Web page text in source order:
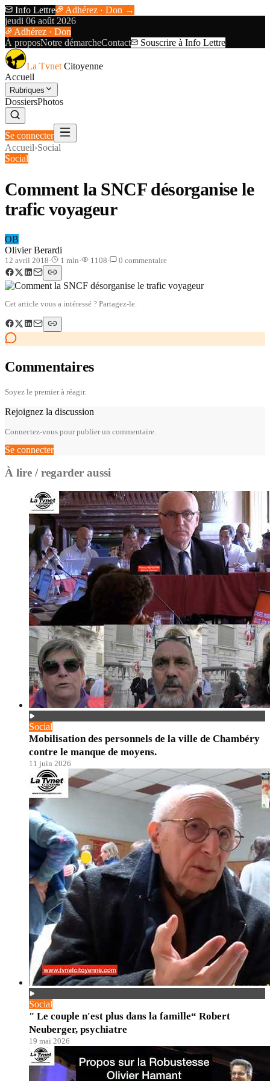
Info Lettre
Adhérez · Don →
jeudi 06 août 2026
Adhérez · Don
À proposNotre démarcheContact Souscrire à Info Lettre
La Tvnet Citoyenne
Accueil
Rubriques
DossiersPhotos
Se connecter
Accueil›Social
Social
Comment la SNCF désorganise le
trafic voyageur
OB
Olivier Berardi
12 avril 2018· 1 min· 1108· 0 commentaire
Cet article vous a intéressé ? Partagez-le.
Commentaires
Soyez le premier à réagir.
Rejoignez la discussion
Connectez-vous pour publier un commentaire.
Se connecter
À lire / regarder aussi
Social
Mobilisation des personnels de la ville de Chambéry
contre le manque de moyens.
11 juin 2026
Social
" Le couple n'est plus dans la famille“ Robert
Neuberger, psychiatre
19 mai 2026